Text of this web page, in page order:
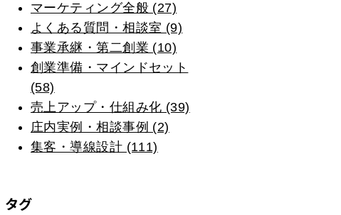
マーケティング全般 (27)
よくある質問・相談室 (9)
事業承継・第二創業 (10)
創業準備・マインドセット
(58)
売上アップ・仕組み化 (39)
庄内実例・相談事例 (2)
集客・導線設計 (111)
タグ